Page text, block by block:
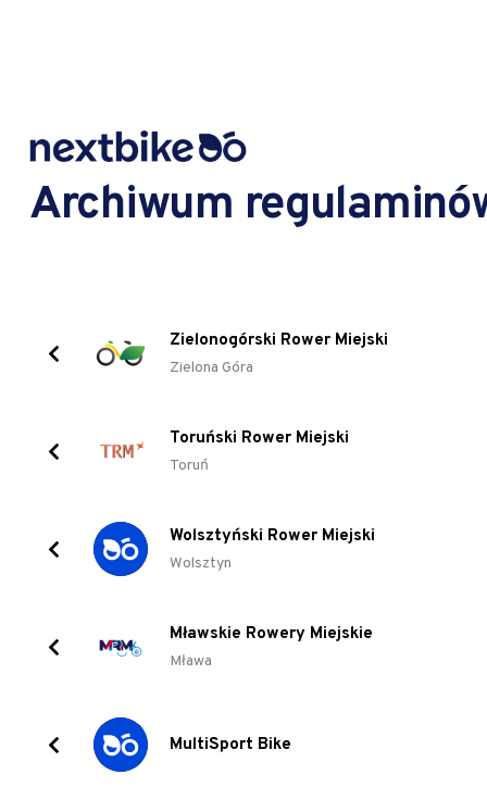
Archiwum
Zielonogórski Rower Miejski
Zielona Góra
Toruński Rower Miejski
Toruń
Wolsztyński Rower Miejski
Wolsztyn
Mławskie Rowery Miejskie
Mława
MultiSport Bike